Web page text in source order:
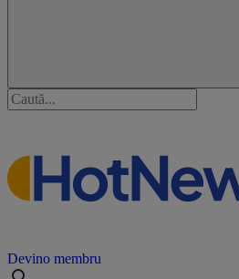
Devino membru